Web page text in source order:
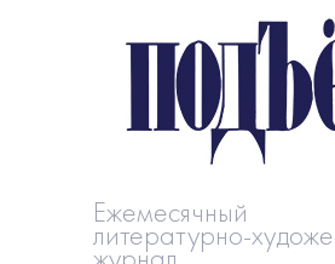
Ежемесячный
литературно-